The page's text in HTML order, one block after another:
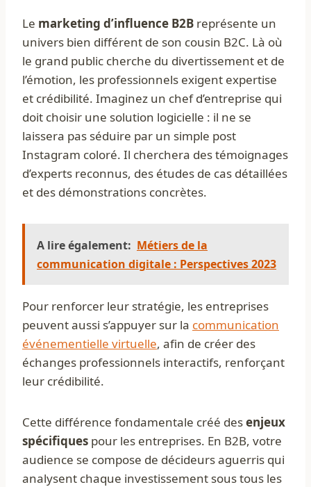
Le marketing d’influence B2B représente un
univers bien différent de son cousin B2C. Là où
le grand public cherche du divertissement et de
l’émotion, les professionnels exigent expertise
et crédibilité. Imaginez un chef d’entreprise qui
doit choisir une solution logicielle : il ne se
laissera pas séduire par un simple post
Instagram coloré. Il cherchera des témoignages
d’experts reconnus, des études de cas détaillées
et des démonstrations concrètes.
A lire également: Métiers de la
communication digitale : Perspectives 2023
Pour renforcer leur stratégie, les entreprises
peuvent aussi s’appuyer sur la communication
événementielle virtuelle, afin de créer des
échanges professionnels interactifs, renforçant
leur crédibilité.
Cette différence fondamentale créé desenjeux
spécifiques pour les entreprises. En B2B, votre
audience se compose de décideurs aguerris qui
analysent chaque investissement sous tous les